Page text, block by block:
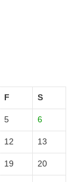
F S
5 6
12 13
19 20